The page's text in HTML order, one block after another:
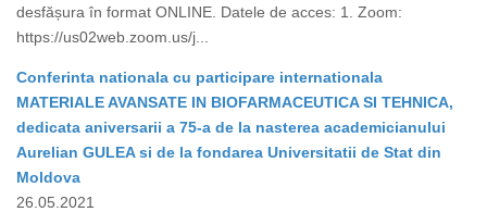
desfășura în format ONLINE. Datele de acces: 1. Zoom:
https://us02web.zoom.us/j...
Conferinta nationala cu participare internationala
MATERIALE AVANSATE IN BIOFARMACEUTICA SI TEHNICA,
dedicata aniversarii a 75-a de la nasterea academicianului
Aurelian GULEA si de la fondarea Universitatii de Stat din
Moldova
26.05.2021